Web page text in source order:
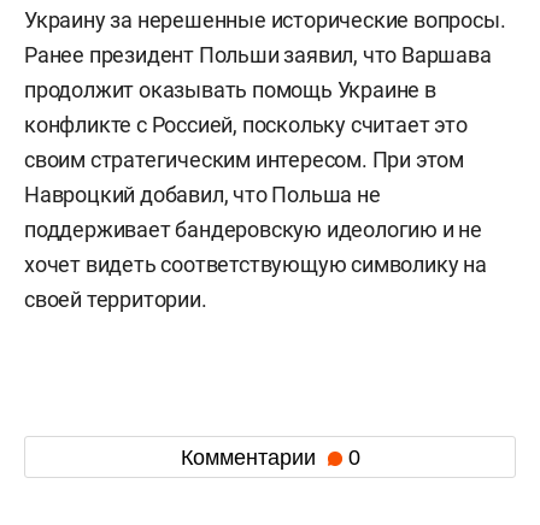
Украину за нерешенные исторические вопросы.
Ранее президент Польши заявил, что Варшава
продолжит оказывать помощь Украине в
конфликте с Россией, поскольку считает это
своим стратегическим интересом. При этом
Навроцкий добавил, что Польша не
поддерживает бандеровскую идеологию и не
хочет видеть соответствующую символику на
своей территории.
Комментарии 0